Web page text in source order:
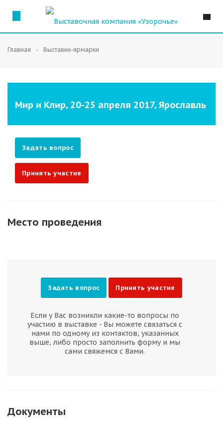
Главная Выставки-ярмарки
Мир и Клир, 20-25 апреля 2017, Ярославль
Задать вопрос
Принять участие
Место проведения
Задать вопрос Принять участие
Если у Вас возникли какие-то вопросы по
участию в выставке - Вы можете связаться с
нами по одному из контактов, указанных
выше, либо просто заполнить форму и мы
сами свяжемся с Вами.
Документы